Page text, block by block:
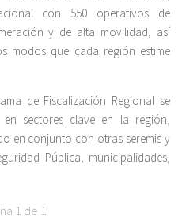
con 550 operativos de
y de alta movilidad, así
modos que cada región estime
de Fiscalización Regional se
sectores clave en la región,
en conjunto con otras seremis y
Pública, municipalidades,
1 de 1